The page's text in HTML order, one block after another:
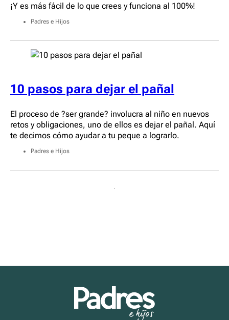
¡Y es más fácil de lo que crees y funciona al 100%!
Padres e Hijos
10 pasos para dejar el pañal
El proceso de ?ser grande? involucra al niño en nuevos
retos y obligaciones, uno de ellos es dejar el pañal. Aquí
te decimos cómo ayudar a tu peque a lograrlo.
Padres e Hijos
Padres
Hijos